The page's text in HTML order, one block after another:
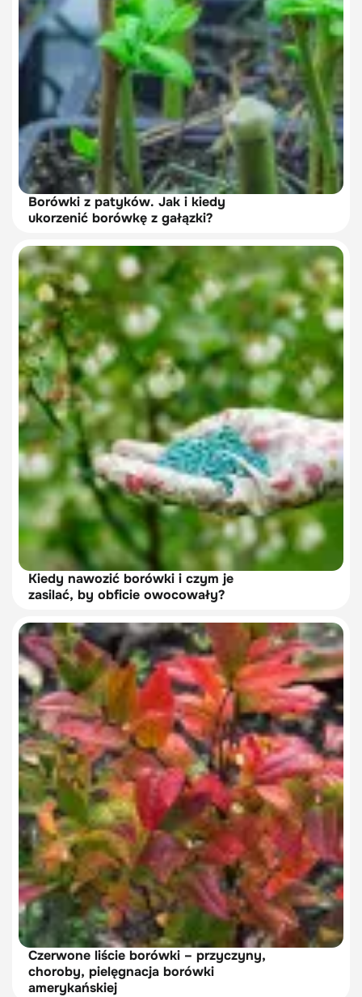
Borówki z patyków. Jak i kiedy
ukorzenić borówkę z gałązki?
Kiedy nawozić borówki i czym je
zasilać, by obficie owocowały?
Czerwone liście borówki – przyczyny,
choroby, pielęgnacja borówki
amerykańskiej